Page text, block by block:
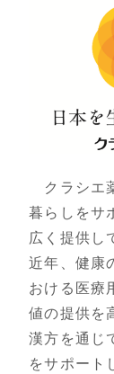
クラシエ
暮らしをサ
広く提供し
近年、健康
おける医療
値の提供を
漢方を通じ
をサポート